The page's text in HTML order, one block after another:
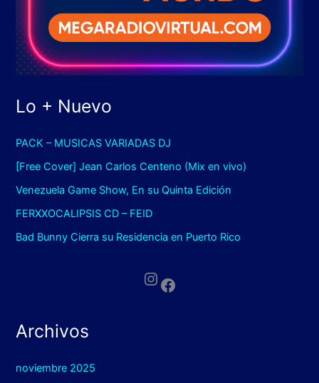
Lo + Nuevo
PACK – MUSICAS VARIADAS DJ
[Free Cover] Jean Carlos Centeno (Mix en vivo)
Venezuela Game Show, En su Quinta Edición
FERXXOCALIPSIS CD – FEID
Bad Bunny Cierra su Residencia en Puerto Rico
Instagram Facebook
Archivos
noviembre 2025